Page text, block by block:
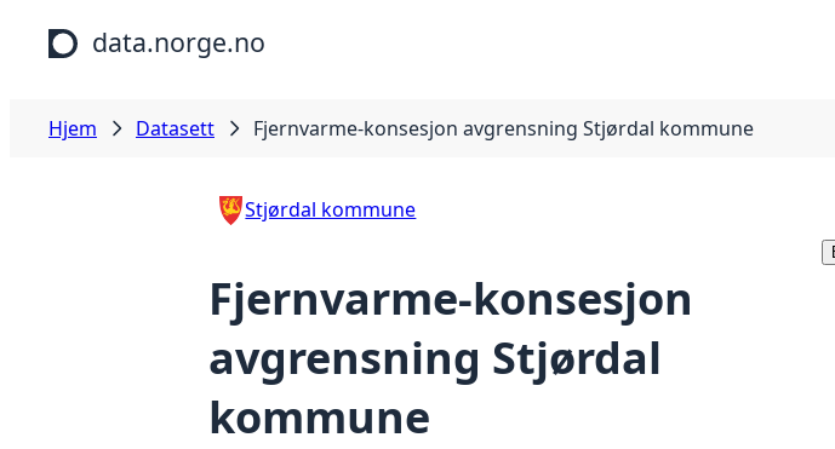
Hopp til hovedinnhold
data.norge.no
Hjem Datasett Fjernvarme-konsesjon avgrensning Stjørdal kommune
Stjørdal kommune
Fjernvarme-konsesjon
avgrensning Stjørdal
kommune